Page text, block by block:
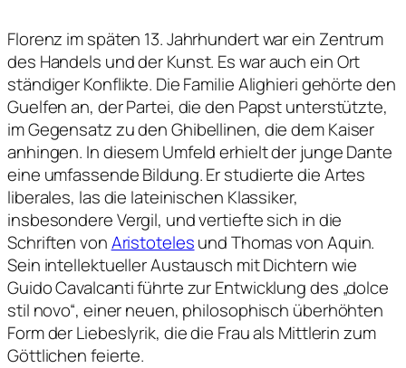
Florenz im späten 13. Jahrhundert war ein Zentrum
des Handels und der Kunst. Es war auch ein Ort
ständiger Konflikte. Die Familie Alighieri gehörte den
Guelfen an, der Partei, die den Papst unterstützte,
im Gegensatz zu den Ghibellinen, die dem Kaiser
anhingen. In diesem Umfeld erhielt der junge Dante
eine umfassende Bildung. Er studierte die Artes
liberales, las die lateinischen Klassiker,
insbesondere Vergil, und vertiefte sich in die
Schriften vonAristotelesund Thomas von Aquin.
Sein intellektueller Austausch mit Dichtern wie
Guido Cavalcanti führte zur Entwicklung des „dolce
stil novo“, einer neuen, philosophisch überhöhten
Form der Liebeslyrik, die die Frau als Mittlerin zum
Göttlichen feierte.